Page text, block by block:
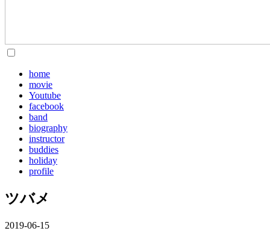
home
movie
Youtube
facebook
band
biography
instructor
buddies
holiday
profile
ツバメ
2019-06-15